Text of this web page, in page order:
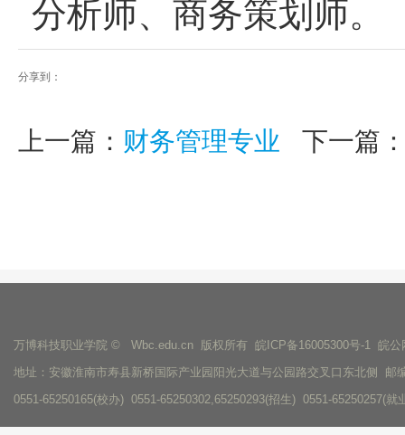
分析师、商务策划师。
分享到：
上一篇： 财务管理专业 下一篇
万博科技职业学院 © Wbc.edu.cn 版权所有 皖ICP备16005300号-1 皖公
地址：安徽淮南市寿县新桥国际产业园阳光大道与公园路交叉口东北侧
0551-65250165(校办) 0551-65250302,65250293(招生) 0551-65250257(就